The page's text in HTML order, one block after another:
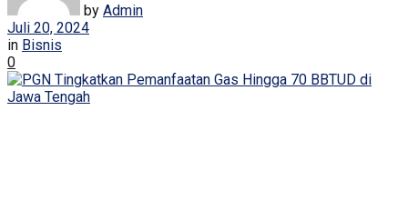
by Admin
Juli 20, 2024
in Bisnis
0